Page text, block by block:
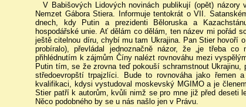
V Babišových Lidových novinách publikují (opět) názory
Nemzet Gábora Stiera. Informuje tentokrát o VII.
dnech, kdy Putin a prezidenti Běloruska a
hospodářské unie. Ať dělám co dělám, ten název mi pořád
ještě citelnou díru, chybí mu tam Ukrajina. Pan Stier hovoří
probíralo), převládal jednoznačně názor, že „je třeba
přihlédnutím k zájmům Číny nalézt rovnováhu mezi
Putin tím, se že zrovna teď pokouší schramstnout
středoevropští trpajzlíci. Bude to rovnováha jako
kvalifikaci, kdysi vystudoval moskevský MGIMO a je
Stier patří k autorům, kvůli nimž se pro mne již před deseti
Něco podobného by se u nás našlo jen v Právu.